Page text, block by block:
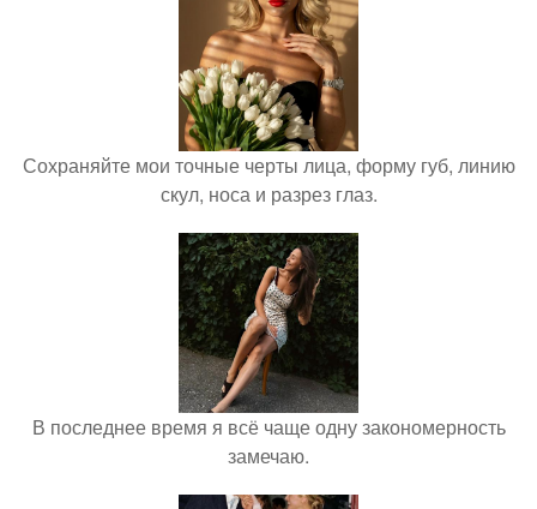
Сохраняйте мои точные черты лица, форму губ, линию
скул, носа и разрез глаз.
В последнее время я всё чаще одну закономерность
замечаю.